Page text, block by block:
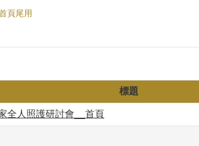
頁尾用
標題
全人照護研討會__首頁